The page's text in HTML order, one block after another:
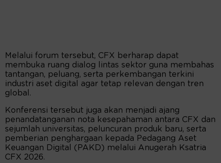
Melalui forum tersebut, CFX berharap dapat
membuka ruang dialog lintas sektor guna membahas
tantangan, peluang, serta perkembangan terkini
industri aset digital agar tetap relevan dengan tren
global.
Konferensi tersebut juga akan menjadi ajang
penandatanganan nota kesepahaman antara CFX dan
sejumlah universitas, peluncuran produk baru, serta
pemberian penghargaan kepada Pedagang Aset
Keuangan Digital (PAKD) melalui Anugerah Ksatria
CFX 2026.